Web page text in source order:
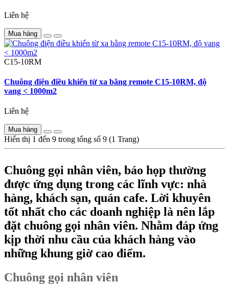
Liên hệ
Mua hàng
C15-10RM
Chuông điện điều khiển từ xa bằng remote C15-10RM, độ
vang < 1000m2
Liên hệ
Mua hàng
Hiển thị 1 đến 9 trong tổng số 9 (1 Trang)
Chuông gọi nhân viên, báo họp thường
được ứng dụng trong các lĩnh vực: nhà
hàng, khách sạn, quán cafe. Lời khuyên
tốt nhất cho các doanh nghiệp là nên lắp
đặt chuông gọi nhân viên. Nhằm đáp ứng
kịp thời nhu cầu của khách hàng vào
những khung giờ cao điểm.
Chuông gọi nhân viên